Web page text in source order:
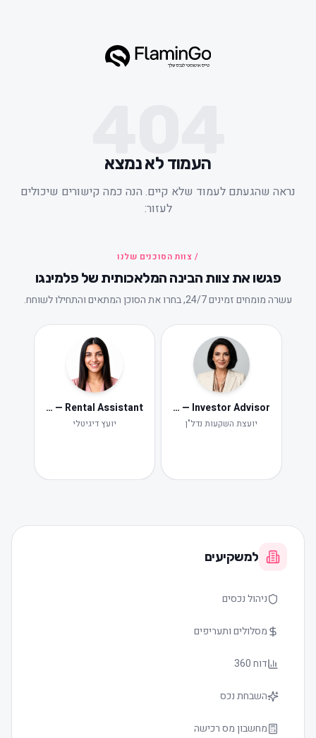
העמוד לא נמצא
שהגעתם לעמוד שלא קיים. הנה כמה קישורים שיכולים
לעזור:
/ צוות הסוכנים שלנו
פגשו את צוות הבינה המלאכותית של פלמינגו
עשרה מומחים זמינים 24/7, בחרו את הסוכן המתאים והתחילו לשוחח.
Iris — Investor Advisor
יועצת השקעות נדל"ן
Neta — Rental Assistant
יועץ דיגיטלי
למשקיעים
ניהול נכסים
מסלולים ותעריפים
דוח 360
השבחת נכס
מחשבון מס רכישה